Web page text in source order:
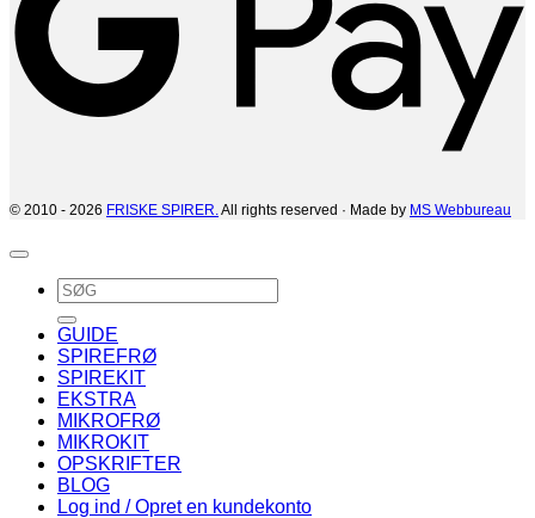
© 2010 - 2026 FRISKE SPIRER. All rights reserved · Made by MS Webbureau
Søg
efter:
GUIDE
SPIREFRØ
SPIREKIT
EKSTRA
MIKROFRØ
MIKROKIT
OPSKRIFTER
BLOG
Log ind / Opret en kundekonto